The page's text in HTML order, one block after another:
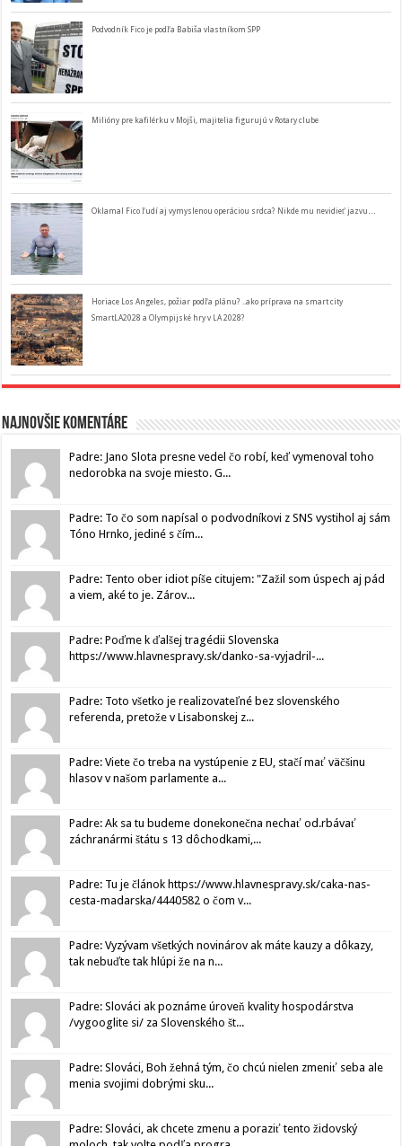
Podvodník Fico je podľa Babiša vlastníkom SPP
Milióny pre kafilérku v Mojši, majitelia figurujú v Rotary clube
Oklamal Fico ľudí aj vymyslenou operáciou srdca? Nikde mu nevidieť jazvu…
Horiace Los Angeles, požiar podľa plánu? ..ako príprava na smart city
SmartLA2028 a Olympijské hry v LA 2028?
Najnovšie komentáre
Padre: Jano Slota presne vedel čo robí, keď vymenoval toho
nedorobka na svoje miesto. G...
Padre: To čo som napísal o podvodníkovi z SNS vystihol aj sám
Tóno Hrnko, jediné s čím...
Padre: Tento ober idiot píše citujem: "Zažil som úspech aj pád
a viem, aké to je. Zárov...
Padre: Poďme k ďalšej tragédii Slovenska
https://www.hlavnespravy.sk/danko-sa-vyjadril-...
Padre: Toto všetko je realizovateľné bez slovenského
referenda, pretože v Lisabonskej z...
Padre: Viete čo treba na vystúpenie z EU, stačí mať väčšinu
hlasov v našom parlamente a...
Padre: Ak sa tu budeme donekonečna nechať od.rbávať
záchranármi štátu s 13 dôchodkami,...
Padre: Tu je článok https://www.hlavnespravy.sk/caka-nas-
cesta-madarska/4440582 o čom v...
Padre: Vyzývam všetkých novinárov ak máte kauzy a dôkazy,
tak nebuďte tak hlúpi že na n...
Padre: Slováci ak poznáme úroveň kvality hospodárstva
/vygooglite si/ za Slovenského št...
Padre: Slováci, Boh žehná tým, čo chcú nielen zmeniť seba ale
menia svojimi dobrými sku...
Padre: Slováci, ak chcete zmenu a poraziť tento židovský